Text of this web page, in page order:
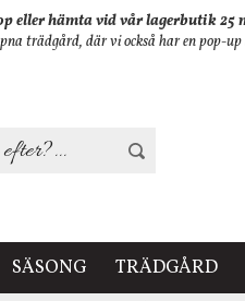
eller hämta vid vår lagerbutik
trädgård, där vi också har en pop-
SÄSONG TRÄDGÅRD